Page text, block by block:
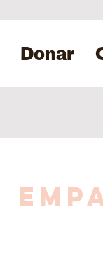
Donar